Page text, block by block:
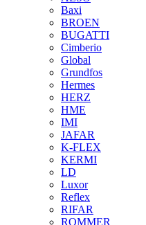
Baxi
BROEN
BUGATTI
Cimberio
Global
Grundfos
Hermes
HERZ
HME
IMI
JAFAR
K-FLEX
KERMI
LD
Luxor
Reflex
RIFAR
ROMMER